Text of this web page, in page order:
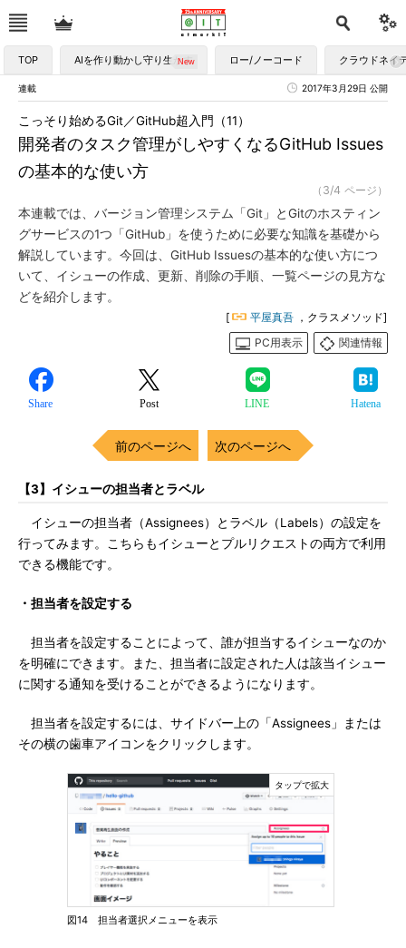
TOP AIを作り動かし守り生かす ロー/ノーコード クラウドネイ
連載 2017年3月29日 公開
開発者のタスク管理がしやすくなるGitHub Issues
の基本的な使い方
こっそり始めるGit／GitHub超入門（11）
（3/4 ページ）
本連載では、バージョン管理システム「Git」とGitのホスティン
グサービスの1つ「GitHub」を使うために必要な知識を基礎から
解説しています。今回は、GitHub Issuesの基本的な使い方につ
いて、イシューの作成、更新、削除の手順、一覧ページの見方な
どを紹介します。
[ 平屋真吾 ，クラスメソッド]
PC用表示
関連情報
Share Post LINE Hatena
前のページへ 次のページへ
【3】イシューの担当者とラベル
イシューの担当者（Assignees）とラベル（Labels）の設定を
行ってみます。こちらもイシューとプルリクエストの両方で利用
できる機能です。
・担当者を設定する
担当者を設定することによって、誰が担当するイシューなのか
を明確にできます。また、担当者に設定された人は該当イシュー
に関する通知を受けることができるようになります。
担当者を設定するには、サイドバー上の「Assignees」または
その横の歯車アイコンをクリックします。
図14 担当者選択メニューを表示